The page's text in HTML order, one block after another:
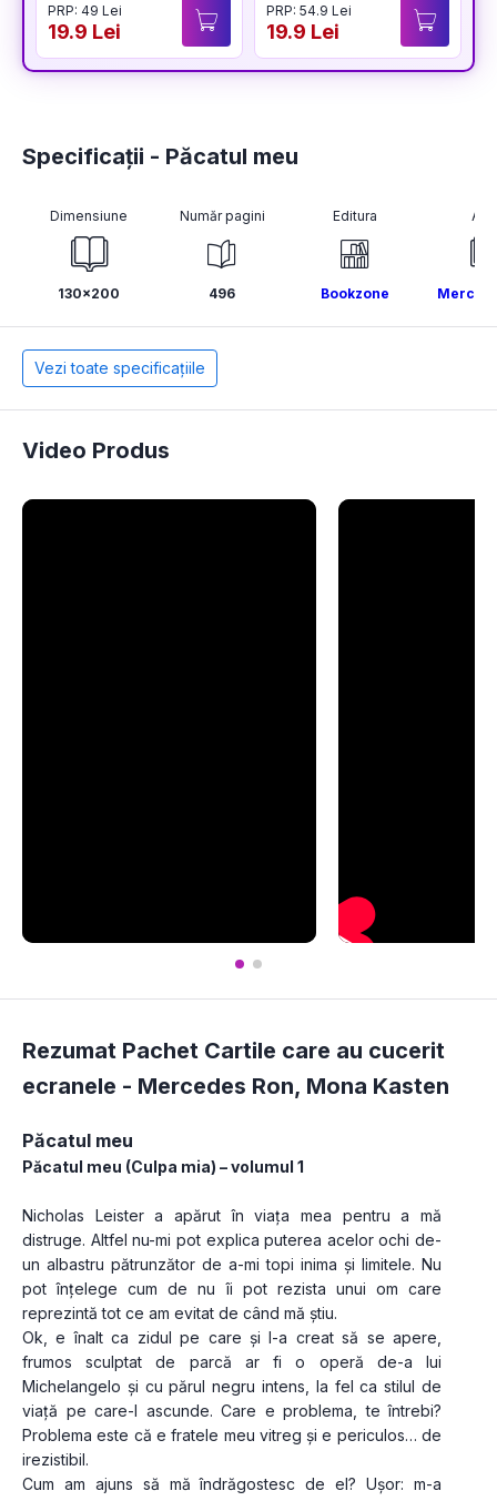
PRP: 49 Lei
19.9 Lei
PRP: 54.9 Lei
19.9 Lei
Specificații - Păcatul meu
Dimensiune
130x200
Număr pagini
496
Editura
Bookzone
Vezi toate specificațiile
Video Produs
Rezumat Pachet Cartile care au cucerit
ecranele - Mercedes Ron, Mona Kasten
Păcatul meu
Păcatul meu (Culpa mia) – volumul 1
Nicholas Leister a apărut în viața mea pentru a mă
distruge. Altfel nu-mi pot explica puterea acelor ochi de-
un albastru pătrunzător de a-mi topi inima și limitele. Nu
pot înțelege cum de nu îi pot rezista unui om care
reprezintă tot ce am evitat de când mă știu.
Ok, e înalt ca zidul pe care și l-a creat să se apere,
frumos sculptat de parcă ar fi o operă de-a lui
Michelangelo și cu părul negru intens, la fel ca stilul de
viață pe care-l ascunde. Care e problema, te întrebi?
Problema este că e fratele meu vitreg și e periculos… de
irezistibil.
Cum am ajuns să mă îndrăgostesc de el? Ușor: m-a